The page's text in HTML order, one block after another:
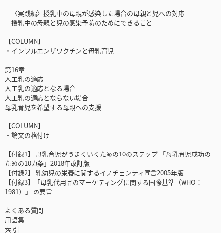
〈実践編〉授乳中の母親が感染した場合の母親と児への対応
授乳中の母親と児の感染予防のためにできること
【COLUMN】
・インフルエンザワクチンと母乳育児
第16章
人工乳の適応
人工乳の適応となる場合
人工乳の適応とならない場合
母乳育児を希望する母親への支援
【COLUMN】
・論文の格付け
【付録1】 母乳育児がうまくいくための10のステップ 「母乳育児成功の
ための10カ条」2018年改訂版
【付録2】 乳幼児の栄養に関するイノチェンティ宣言2005年版
【付録3】「母乳代用品のマーケティングに関する国際基準（WHO：
1981）」 の要旨
よくある質問
用語集
索 引